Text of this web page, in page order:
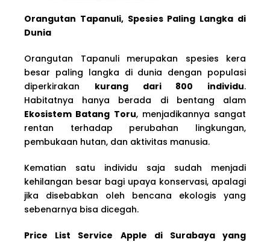
Orangutan Tapanuli, Spesies Paling Langka di
Dunia
Orangutan Tapanuli merupakan spesies kera
besar paling langka di dunia dengan populasi
diperkirakan kurang dari 800 individu.
Habitatnya hanya berada di bentang alam
Ekosistem Batang Toru, menjadikannya sangat
rentan terhadap perubahan lingkungan,
pembukaan hutan, dan aktivitas manusia.
Kematian satu individu saja sudah menjadi
kehilangan besar bagi upaya konservasi, apalagi
jika disebabkan oleh bencana ekologis yang
sebenarnya bisa dicegah.
Price List Service Apple di Surabaya yang